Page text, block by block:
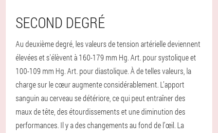
SECOND DEGRÉ
Au deuxième degré, les valeurs de tension artérielle deviennent
élevées et s'élèvent à 160-179 mm Hg. Art. pour systolique et
100-109 mm Hg. Art. pour diastolique. À de telles valeurs, la
charge sur le cœur augmente considérablement. L’apport
sanguin au cerveau se détériore, ce qui peut entraîner des
maux de tête, des étourdissements et une diminution des
performances. Il y a des changements au fond de l’œil. La